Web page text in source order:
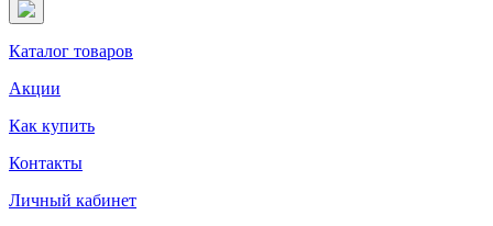
Каталог товаров
Акции
Как купить
Контакты
Личный кабинет